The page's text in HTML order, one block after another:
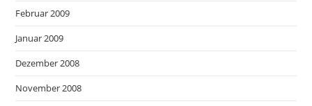
Februar 2009
Januar 2009
Dezember 2008
November 2008